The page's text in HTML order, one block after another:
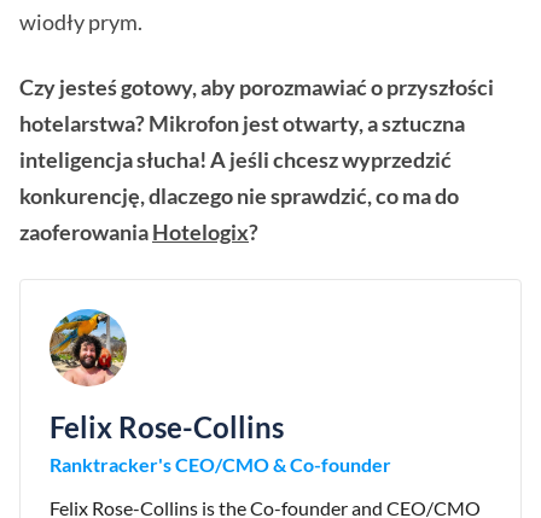
wiodły prym.
Czy jesteś gotowy, aby porozmawiać o przyszłości
hotelarstwa? Mikrofon jest otwarty, a sztuczna
inteligencja słucha! A jeśli chcesz wyprzedzić
konkurencję, dlaczego nie sprawdzić, co ma do
zaoferowaniaHotelogix?
Felix Rose-Collins
Ranktracker's CEO/CMO & Co-founder
Felix Rose-Collins is the Co-founder and CEO/CMO